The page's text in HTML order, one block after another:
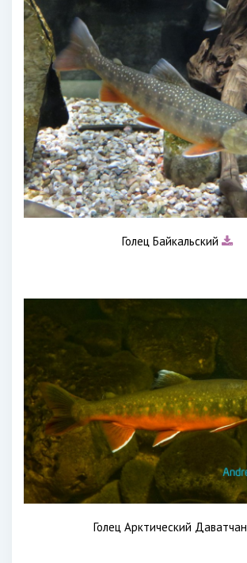
Голец Байкальский
Голец Арктический Даватчан